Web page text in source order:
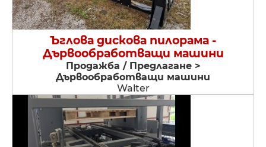
Ъглова дискова пилорама -
Дървообработващи машини
Продажба / Предлагане >
Дървообработващи машини
Walter